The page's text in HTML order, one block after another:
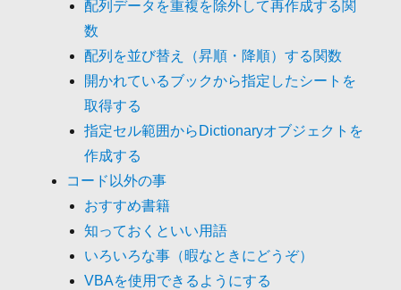
配列データを重複を除外して再作成する関
数
配列を並び替え（昇順・降順）する関数
開かれているブックから指定したシートを
取得する
指定セル範囲からDictionaryオブジェクトを
作成する
コード以外の事
おすすめ書籍
知っておくといい用語
いろいろな事（暇なときにどうぞ）
VBAを使用できるようにする